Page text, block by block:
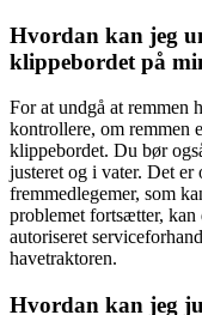
Hvordan kan jeg
klippebordet på
For at undgå at remmen
kontrollere, om remmen
klippebordet. Du bør
justeret og i vater. Det
fremmedlegemer, som
problemet fortsætter,
autoriseret
havetraktoren.
Hvordan kan jeg